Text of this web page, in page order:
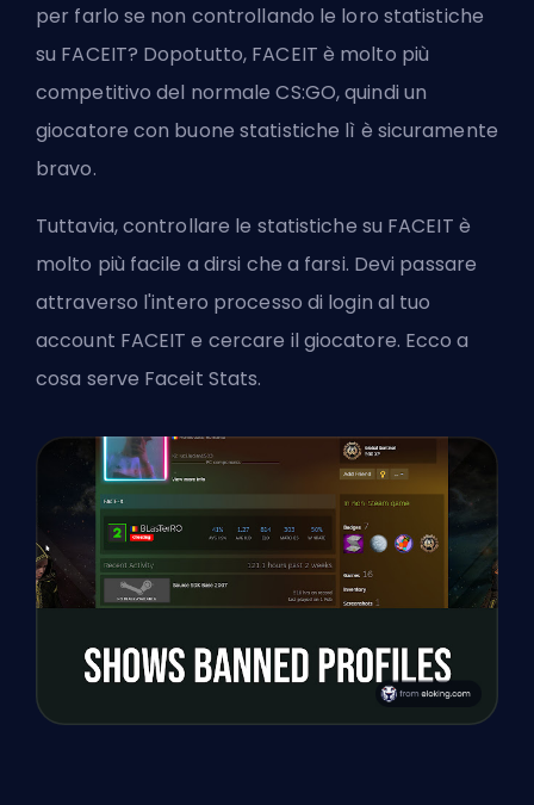
per farlo se non controllando le loro statistiche
su FACEIT? Dopotutto, FACEIT è molto più
competitivo del normale CS:GO, quindi un
giocatore con buone statistiche lì è sicuramente
bravo.
Tuttavia, controllare le statistiche su FACEIT è
molto più facile a dirsi che a farsi. Devi passare
attraverso l'intero processo di login al tuo
account FACEIT e cercare il giocatore. Ecco a
cosa serve Faceit Stats.